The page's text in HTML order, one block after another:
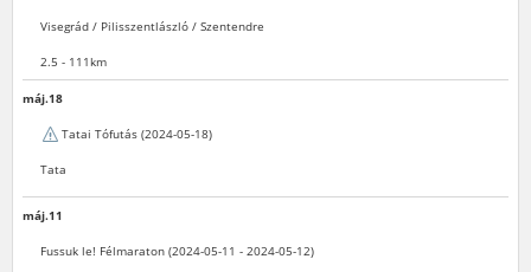
Visegrád / Pilisszentlászló / Szentendre
2.5 - 111km
máj.18
Tatai Tófutás (2024-05-18)
Tata
máj.11
Fussuk le! Félmaraton (2024-05-11 - 2024-05-12)